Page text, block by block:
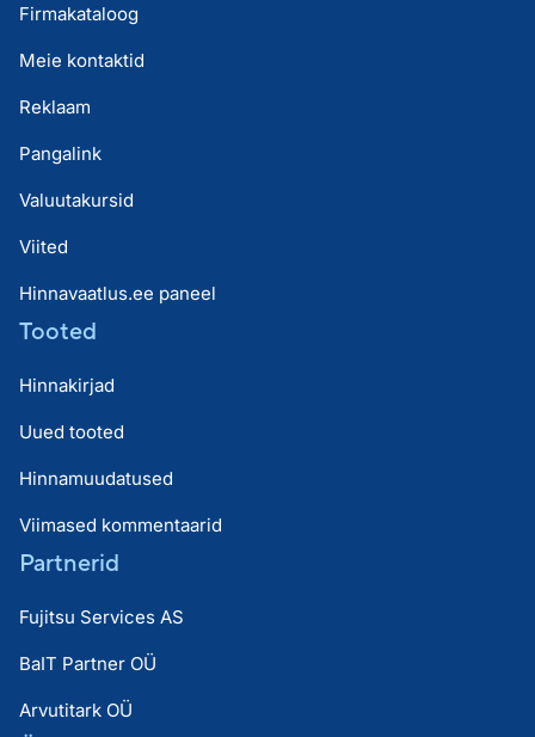
Firmakataloog
Meie kontaktid
Reklaam
Pangalink
Valuutakursid
Viited
Hinnavaatlus.ee paneel
Tooted
Hinnakirjad
Uued tooted
Hinnamuudatused
Viimased kommentaarid
Partnerid
Fujitsu Services AS
BaIT Partner OÜ
Arvutitark OÜ